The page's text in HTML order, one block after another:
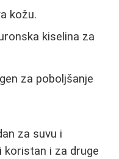
kožu.
kiselina za
za poboljšanje
za suvu i
koristan i za druge